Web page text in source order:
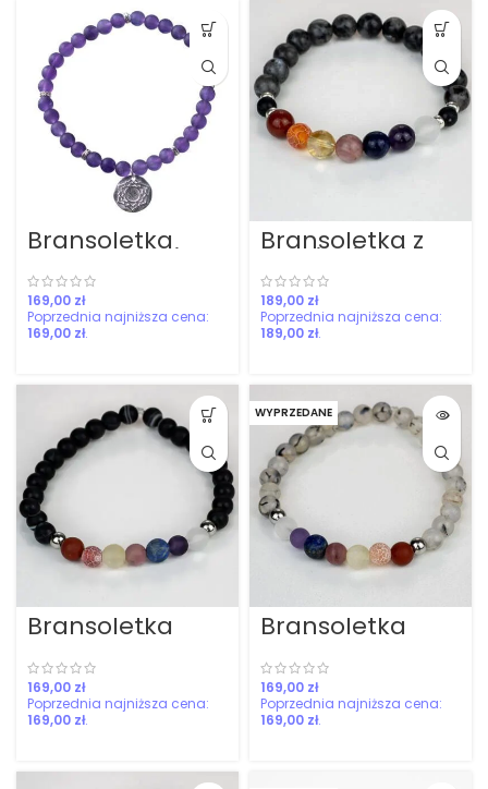
Bransoletka
czakra trzeciego
oka
zł
169,00 zł
Bransoletka z
kamieniami
czakr i
larvikitem
zł
189,00 zł
Bransoletka
czakr mała z
agatem
czarnym
zł
169,00 zł
WYPRZEDANE
Bransoletka
mała z
czakrami z
agatem matrix
zł
169,00 zł